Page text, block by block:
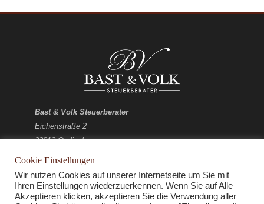
Bast & Volk Steuerberater
Eichenstraße 2
33813 Oerlinghausen
kontakt@bv-stb.de
Telefon: 05202 / 91 54 - 0
Fax: 05202 / 91 54 - 10
Cookie Einstellungen
Wir nutzen Cookies auf unserer Internetseite um Sie mit
Ihren Einstellungen wiederzuerkennen. Wenn Sie auf Alle
Akzeptieren klicken, akzeptieren Sie die Verwendung aller